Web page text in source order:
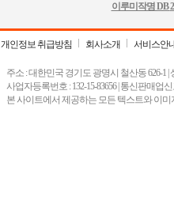
이루미작명 DB
개인정보 취급방침 회사소개 서비스안
주소 : 대한민국 경기도 광명시 철산동 626-1 |
사업자등록번호 : 132-15-83656 | 통신판매업
본 사이트에서 제공하는 모든 텍스트와 이